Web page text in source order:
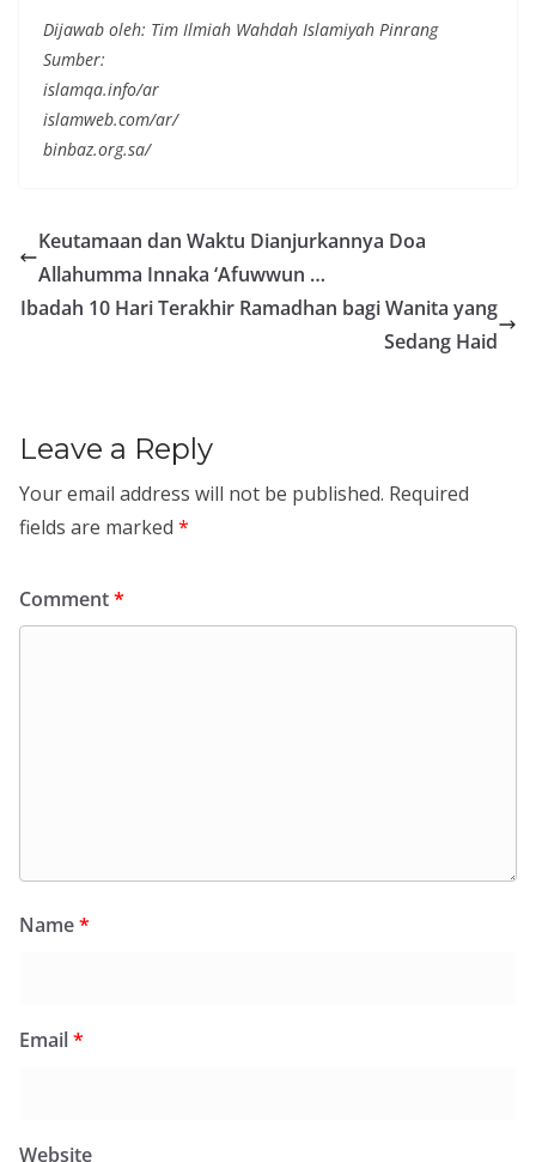
Dijawab oleh: Tim Ilmiah Wahdah Islamiyah Pinrang
Sumber:
islamqa.info/ar
islamweb.com/ar/
binbaz.org.sa/
Keutamaan dan Waktu Dianjurkannya Doa
Allahumma Innaka ‘Afuwwun …
Ibadah 10 Hari Terakhir Ramadhan bagi Wanita yang
Sedang Haid
Leave a Reply
Your email address will not be published. Required
fields are marked *
Comment*
Name*
Email*
Website